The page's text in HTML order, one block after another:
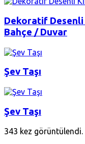
Dekoratif Desenli
Bahçe / Duvar
Şev Taşı
Şev Taşı
343 kez görüntülendi.